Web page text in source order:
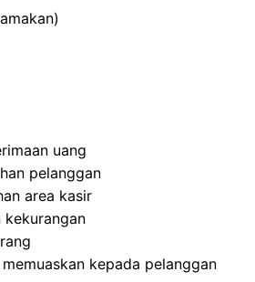
uang
pelanggan
area kasir
kepada pelanggan